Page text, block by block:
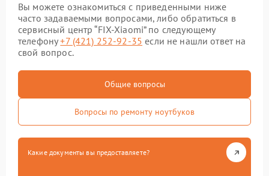
Вы можете ознакомиться с приведенными ниже
часто задаваемыми вопросами, либо обратиться в
сервисный центр “FIX-Xiaomi” по следующему
телефону+7 (421) 252-92-35 если не нашли ответ на
свой вопрос.
Общие вопросы
Вопросы по ремонту ноутбуков
Какие документы вы предоставляете?